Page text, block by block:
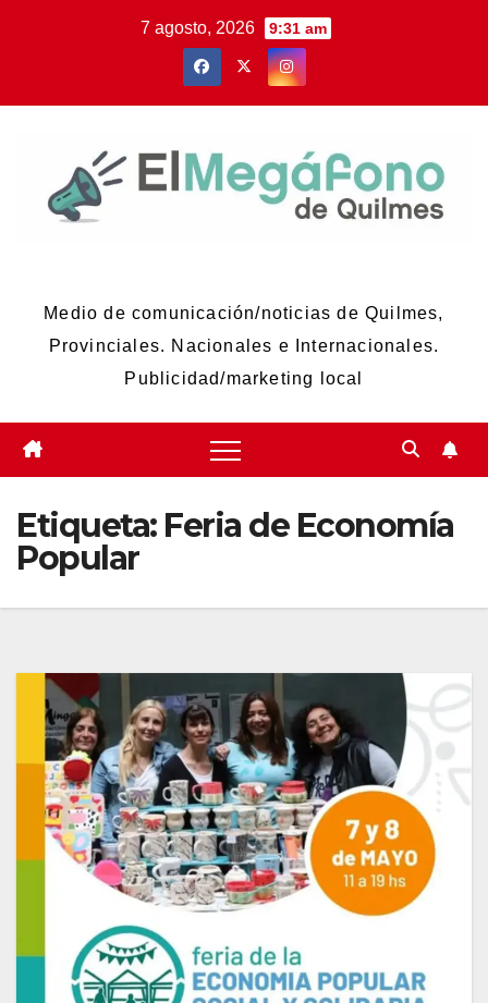
7 agosto, 2026 9:31 am
Medio de comunicación/noticias de Quilmes,
Provinciales. Nacionales e Internacionales.
Publicidad/marketing local
Etiqueta: Feria de Economía
Popular